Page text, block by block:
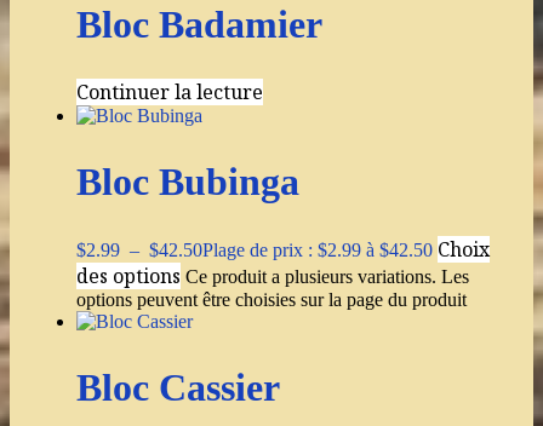
Bloc Badamier
Continuer la lecture
Bloc Bubinga
$2.99 – $42.50Plage de prix : $2.99 à $42.50 Choix
des options Ce produit a plusieurs variations. Les
options peuvent être choisies sur la page du produit
Bloc Cassier